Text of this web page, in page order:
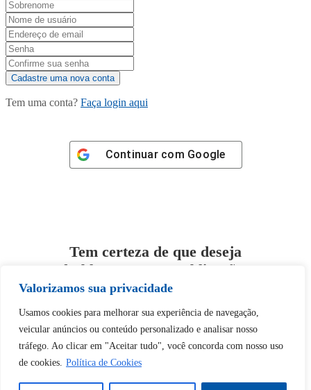
Valorizamos sua privacidade
Usamos cookies para melhorar sua experiência de navegação,
veicular anúncios ou conteúdo personalizado e analisar nosso
tráfego. Ao clicar em "Aceitar tudo", você concorda com nosso uso
de cookies. Política de Cookies
Tem uma conta? Faça login aqui
Continuar com Google
Tem certeza de que deseja
desbloquear esta publicação?
Desbloquear esquerda : 0
Sim Não